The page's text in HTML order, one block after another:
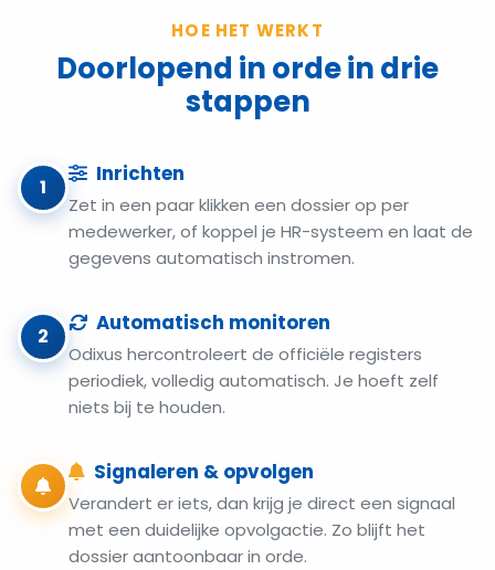
HOE HET WERKT
Doorlopend in orde in drie
stappen
1
Inrichten
Zet in een paar klikken een dossier op per
medewerker, of koppel je HR-systeem en laat de
gegevens automatisch instromen.
2
Automatisch monitoren
Odixus hercontroleert de officiële registers
periodiek, volledig automatisch. Je hoeft zelf
niets bij te houden.
Signaleren & opvolgen
Verandert er iets, dan krijg je direct een signaal
met een duidelijke opvolgactie. Zo blijft het
dossier aantoonbaar in orde.